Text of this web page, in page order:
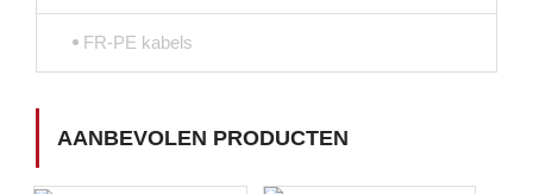
FR-PE kabels
AANBEVOLEN PRODUCTEN